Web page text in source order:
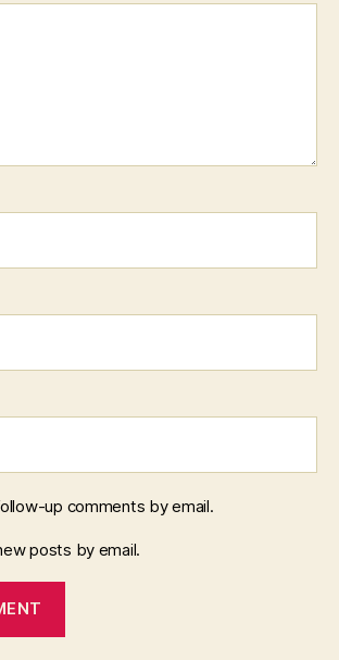
up comments by email.
posts by email.